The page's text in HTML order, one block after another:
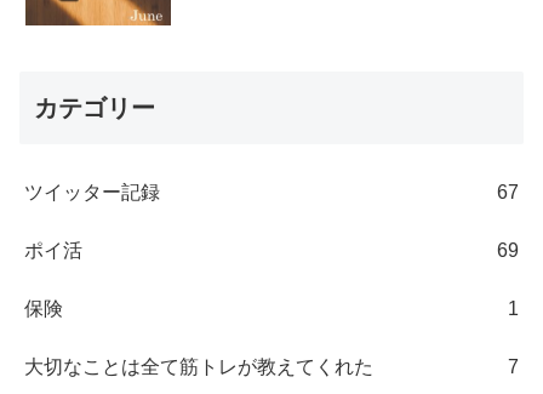
カテゴリー
ツイッター記録 67
ポイ活 69
保険 1
大切なことは全て筋トレが教えてくれた 7